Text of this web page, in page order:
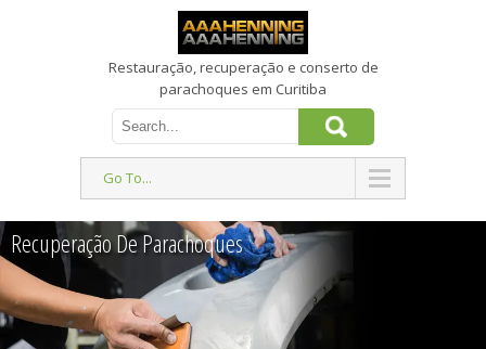
Restauração, recuperação e conserto de
parachoques em Curitiba
Go To...
Recuperação De Parachoques